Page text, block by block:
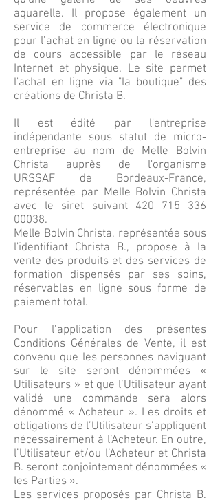
aquarelle. Il propose également un
service de commerce électronique
pour l’achat en ligne ou la réservation
de cours accessible par le réseau
Internet et physique. Le site permet
l'achat en ligne via "la boutique" des
créations de Christa B.
Il est édité par l'entreprise
indépendante sous statut de micro-
entreprise au nom de Melle Bolvin
Christa auprès de l'organisme
URSSAF de Bordeaux-France,
représentée par Melle Bolvin Christa
avec le siret suivant 420 715 336
00038.
Melle Bolvin Christa, représentée sous
l'identifiant Christa B., propose à la
vente des produits et des services de
formation dispensés par ses soins,
réservables en ligne sous forme de
paiement total.
Pour l’application des présentes
Conditions Générales de Vente, il est
convenu que les personnes naviguant
sur le site seront dénommées «
Utilisateurs » et que l’Utilisateur ayant
validé une commande sera alors
dénommé « Acheteur ». Les droits et
obligations de l’Utilisateur s’appliquent
nécessairement à l’Acheteur. En outre,
l’Utilisateur et/ou l’Acheteur et Christa
B. seront conjointement dénommées «
les Parties ».
Les services proposés par Christa B.